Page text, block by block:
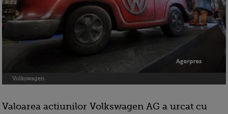
Volkswagen
Valoarea actiunilor Volkswagen AG a urcat cu